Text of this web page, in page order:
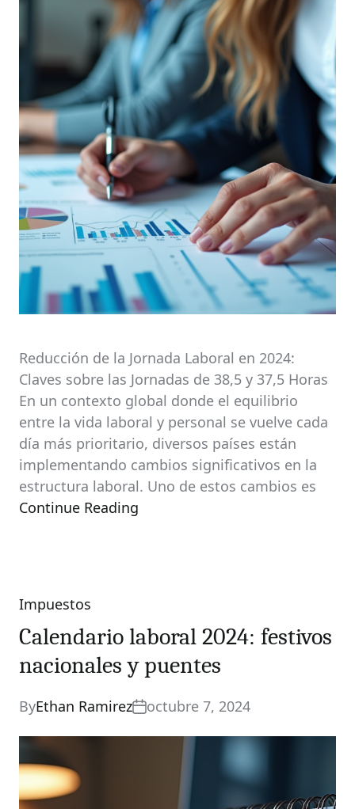
Reducción de la Jornada Laboral en 2024:
Claves sobre las Jornadas de 38,5 y 37,5 Horas
En un contexto global donde el equilibrio
entre la vida laboral y personal se vuelve cada
día más prioritario, diversos países están
implementando cambios significativos en la
estructura laboral. Uno de estos cambios es
Continue Reading
Categories
Impuestos
Calendario laboral 2024: festivos
nacionales y puentes
ByEthan Ramirez octubre 7, 2024